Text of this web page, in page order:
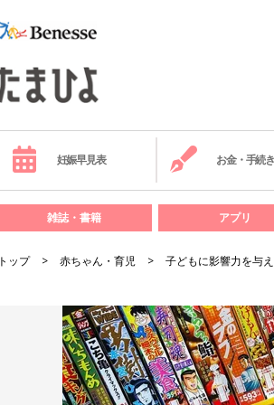
妊娠早見表 お金・手続き
雑誌・書籍 アプリ
トップ 赤ちゃん・育児 子どもに影響力を与